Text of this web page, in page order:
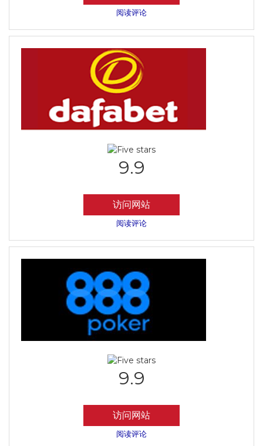
阅读评论
9.9
访问网站
阅读评论
9.9
访问网站
阅读评论